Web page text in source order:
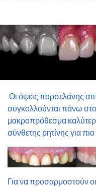
Οι όψεις πορσελάνης
συγκολλούνται πάνω
μακροπρόθεσμα
σύνθετης ρητίνης για
Για να προσαρμοστούν